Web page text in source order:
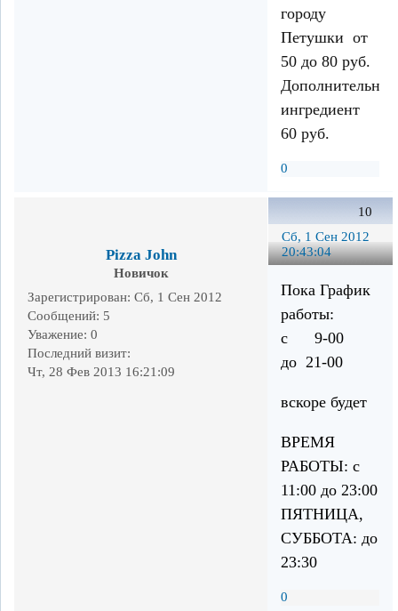
городу
Петушки от
50 до 80 руб.
ингредиент
60 руб.
0
10
Сб, 1 Сен 2012
20:43:04
Pizza John
Новичок
Зарегистрирован: Сб, 1 Сен 2012
Сообщений: 5
Уважение: 0
Последний визит:
Чт, 28 Фев 2013 16:21:09
Пока График
работы:
с 9-00
до 21-00
вскоре будет
ВРЕМЯ
РАБОТЫ: с
11:00 до 23:00
ПЯТНИЦА,
СУББОТА: до
23:30
0